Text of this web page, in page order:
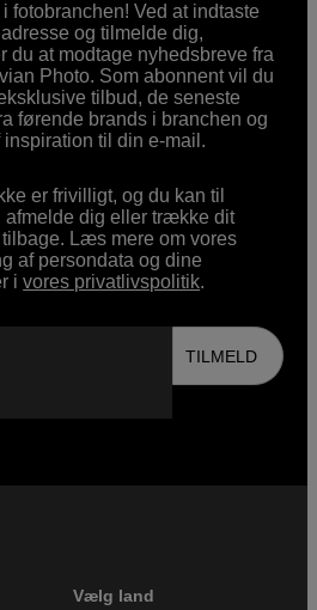
fotobranchen! Ved at indtaste
og tilmelde dig,
du at modtage nyhedsbreve fra
Photo. Som abonnent vil du
tilbud, de seneste
førende brands i branchen og
inspiration til din e-mail.
er frivilligt, og du kan til
afmelde dig eller trække dit
Læs mere om vores
af persondata og dine
ivores privatlivspolitik.
TILMELD
Vælg land